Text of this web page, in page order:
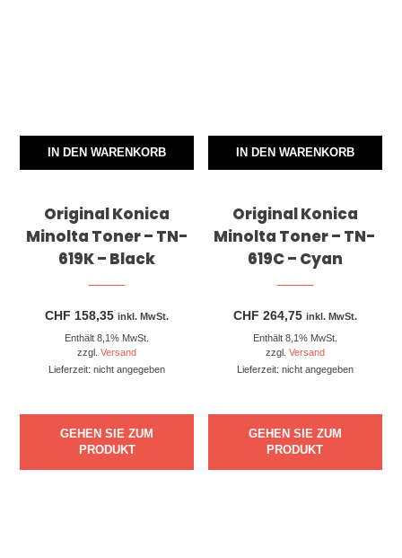
IN DEN WARENKORB
Original Konica
Minolta Toner – TN-
619K – Black
CHF 158,35 inkl. MwSt.
Enthält 8,1% MwSt.
zzgl.Versand
Lieferzeit: nicht angegeben
GEHEN SIE ZUM
PRODUKT
IN DEN WARENKORB
Original Konica
Minolta Toner – TN-
619C – Cyan
CHF 264,75 inkl. MwSt.
Enthält 8,1% MwSt.
zzgl. Versand
Lieferzeit: nicht angegeben
GEHEN SIE ZUM
PRODUKT